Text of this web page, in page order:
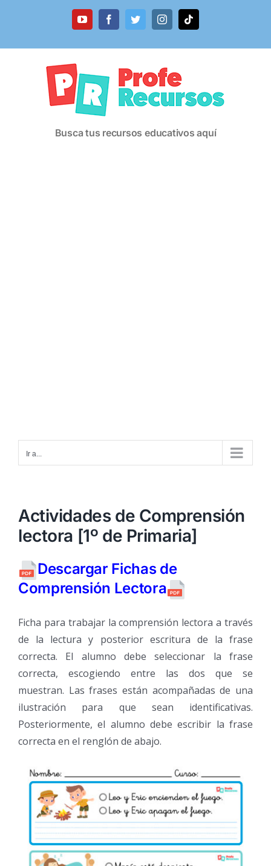
YouTubeFacebookTwitterInstagramTiktok
Busca tus recursos educativos aquí
Ir a...
Actividades de Comprensión
lectora [1º de Primaria]
Descargar Fichas de
Comprensión Lectora
Ficha para trabajar la comprensión lectora a través
de la lectura y posterior escritura de la frase
correcta. El alumno debe seleccionar la frase
correcta, escogiendo entre las dos que se
muestran. Las frases están acompañadas de una
ilustración para que sean identificativas.
Posteriormente, el alumno debe escribir la frase
correcta en el renglón de abajo.